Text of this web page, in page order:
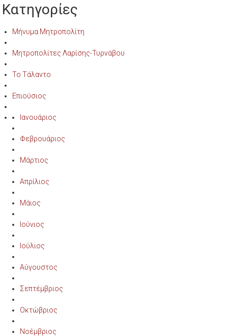
Κατηγορίες
Μήνυμα Μητροπολίτη
Μητροπολίτες Λαρίσης-Τυρνάβου
Το Τάλαντο
Επιούσιος
Ιανουάριος
Φεβρουάριος
Μάρτιος
Απρίλιος
Μάιος
Ιούνιος
Ιούλιος
Αύγουστος
Σεπτέμβριος
Οκτώβριος
Νοέμβριος